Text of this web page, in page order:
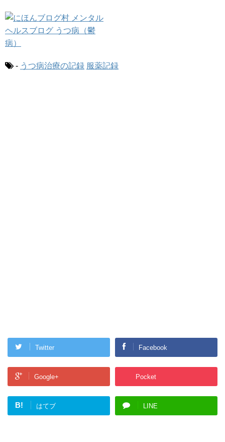
- うつ病治療の記録 服薬記録
Twitter Facebook
Google+ Pocket
B! はてブ LINE